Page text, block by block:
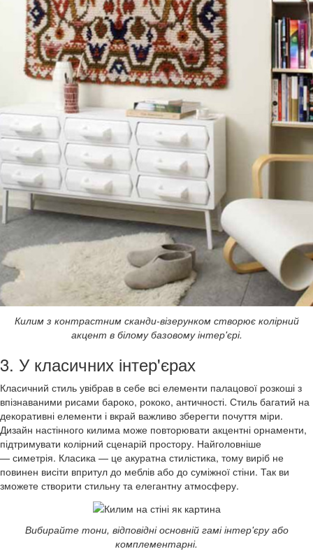
Килим з контрастним сканди-візерунком створює колірний
акцент в білому базовому інтер'єрі.
3. У класичних інтер'єрах
Класичний стиль увібрав в себе всі елементи палацової розкоші з
впізнаваними рисами бароко, рококо, античності. Стиль багатий на
декоративні елементи і вкрай важливо зберегти почуття міри.
Дизайн настінного килима може повторювати акцентні орнаменти,
підтримувати колірний сценарій простору. Найголовніше
— симетрія. Класика — це акуратна стилістика, тому виріб не
повинен висіти впритул до меблів або до суміжної стіни. Так ви
зможете створити стильну та елегантну атмосферу.
Вибирайте тони, відповідні основній гамі інтер'єру або
комплементарні.